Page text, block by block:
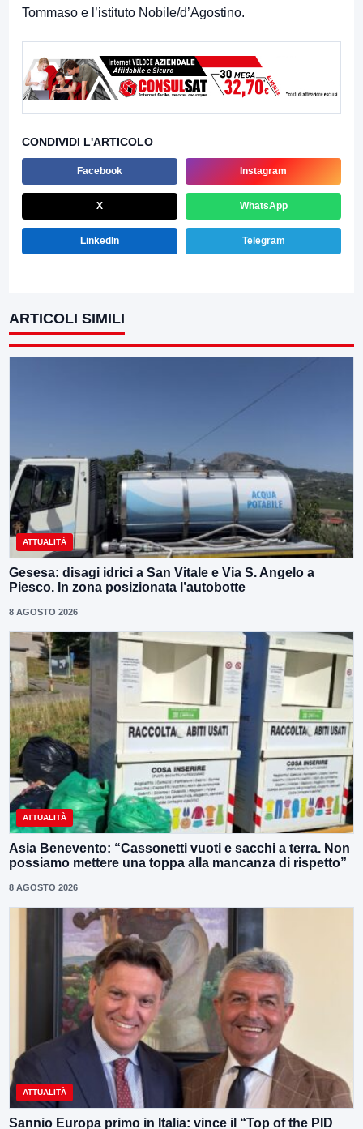
Tommaso e l’istituto Nobile/d’Agostino.
CONDIVIDI L'ARTICOLO
Facebook Instagram
X WhatsApp
LinkedIn Telegram
ARTICOLI SIMILI
ATTUALITÀ
Gesesa: disagi idrici a San Vitale e Via S. Angelo a
Piesco. In zona posizionata l’autobotte
8 AGOSTO 2026
ATTUALITÀ
Asia Benevento: “Cassonetti vuoti e sacchi a terra. Non
possiamo mettere una toppa alla mancanza di rispetto”
8 AGOSTO 2026
ATTUALITÀ
Sannio Europa primo in Italia: vince il “Top of the PID